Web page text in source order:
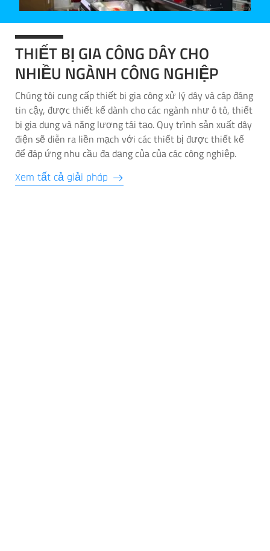
THIẾT BỊ GIA CÔNG DÂY CHO
NHIỀU NGÀNH CÔNG NGHIỆP
Chúng tôi cung cấp thiết bị gia công xử lý dây và cáp đáng
tin cậy, được thiết kế dành cho các ngành như ô tô, thiết
bị gia dụng và năng lượng tái tạo. Quy trình sản xuất dây
điện sẽ diễn ra liền mạch với các thiết bị được thiết kế
để đáp ứng nhu cầu đa dạng của của các công nghiệp.
Xem tất cả giải pháp